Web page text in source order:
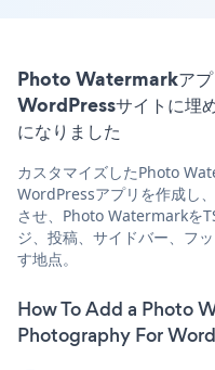
Photo Watermarkア
WordPressサイトに埋
になりました
カスタマイズしたPhoto
WordPressアプリを作成し
させ、Photo Watermarkを
ジ、投稿、サイドバー、フ
す地点。
How To Add a Photo
Photography For